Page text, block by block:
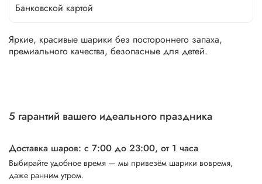
Банковской картой
Яркие, красивые шарики без постороннего запаха,
премиального качества, безопасные для детей.
5 гарантий вашего идеального праздника
Доставка шаров: с 7:00 до 23:00, от 1 часа
Выбирайте удобное время — мы привезём шарики вовремя,
даже ранним утром.